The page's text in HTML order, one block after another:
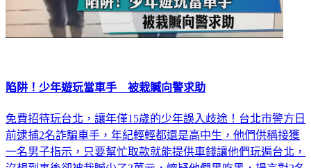
陷阱！少年遊玩當車手 被栽贓向警求助
免費招待玩台北，讓年僅15歲的少年誤入歧途！台北市警方日
前逮捕2名詐騙車手，年紀輕輕都還是高中生，他們供稱接獲
一名男子指示，只要幫忙取款就能提供車錢讓他們玩遍台北，